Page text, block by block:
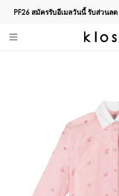
PF26 สมัครรับอีเมลวันนี้ รับส่วนลด